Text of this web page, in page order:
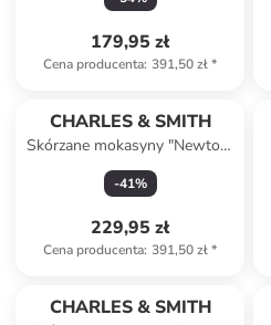
179,95 zł
Cena producenta: 391,50 zł*
CHARLES & SMITH
Skórzane mokasyny "Newton"
w kolorze szarym
-41%
229,95 zł
Cena producenta: 391,50 zł*
CHARLES & SMITH